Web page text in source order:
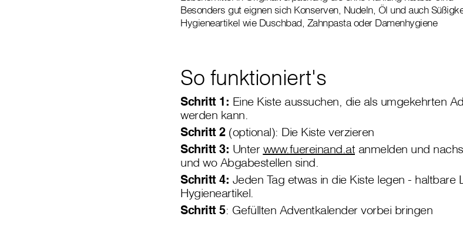
Besonders gut eignen sich Konserven, Nudeln, Öl und auch
Hygieneartikel wie Duschbad, Zahnpasta oder Damenhygiene
So funktioniert's
Schritt 1: Eine Kiste aussuchen, die als umgekehrten
werden kann.
Schritt 2 (optional): Die Kiste verzieren
Schritt 3: Unter www.fuereinand.at anmelden und
und wo Abgabestellen sind.
Schritt 4: Jeden Tag etwas in die Kiste legen - haltbare
Hygieneartikel.
Schritt 5: Gefüllten Adventkalender vorbei bringen